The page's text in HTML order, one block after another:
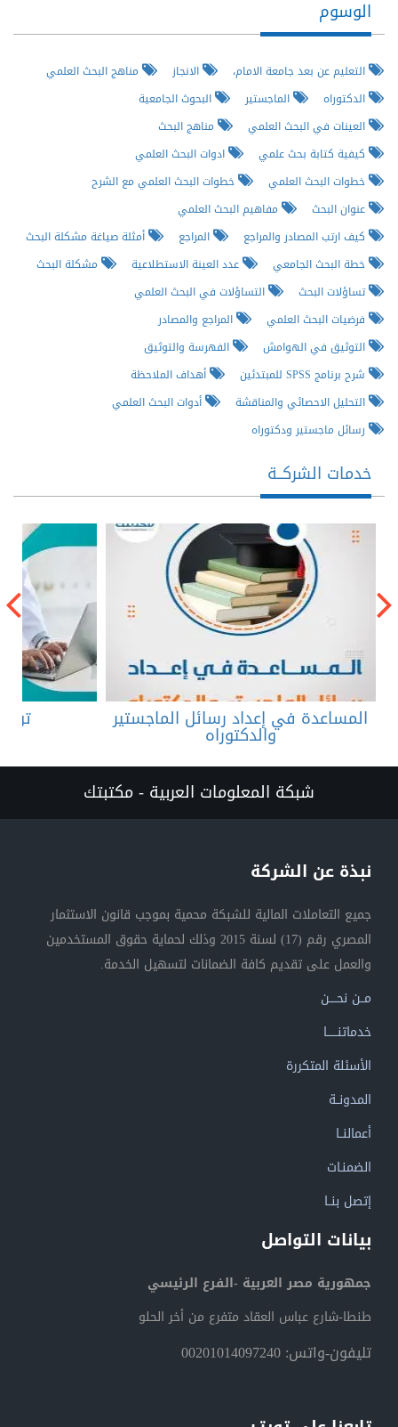
الوسوم
التعليم عن بعد جامعة الامام، الانجاز
مناهج البحث العلمي
الدكتوراه
الماجستير
البحوث الجامعية
العينات في البحث العلمي
مناهج البحث
كيفية كتابة بحث علمي
ادوات البحث العلمي
خطوات البحث العلمي
خطوات البحث العلمي مع الشرح
عنوان البحث
مفاهيم البحث العلمي
كيف ارتب المصادر والمراجع
المراجع
أمثلة صياغة مشكلة البحث
خطة البحث الجامعي
عدد العينة الاستطلاعية
مشكلة البحث
تساؤلات البحث
التساؤلات في البحث العلمي
فرضيات البحث العلمي
المراجع والمصادر
التوثيق في الهوامش
الفهرسة والتوثيق
شرح برنامج SPSS للمبتدئين
أهداف الملاحظة
التحليل الاحصائي والمناقشة
أدوات البحث العلمي
رسائل ماجستير ودكتوراه
خدمات الشركــة
المساعدة في إعداد رسائل الماجستير
والدكتوراه
شبكة المعلومات العربية - مكتبتك
نبذة عن الشركة
جميع التعاملات المالية للشبكة محمية بموجب قانون الاستثمار
المصري رقم (17) لسنة 2015 وذلك لحماية حقوق المستخدمين
والعمل على تقديم كافة الضمانات لتسهيل الخدمة.
مــن نحــــن
خدماتنــــــا
الأسئلة المتكررة
المدونــة
أعمالنــا
الضمنـات
إتصل بنــا
بيانات التواصل
جمهورية مصر العربية -الفرع الرئيسي
طنطا-شارع عباس العقاد متفرع من أخر الحلو
تليفون-واتس: 00201014097240